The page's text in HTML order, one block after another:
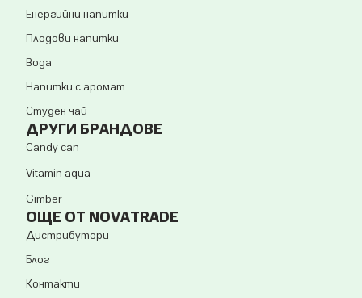
Енергийни напитки
Плодови напитки
Вода
Напитки с аромат
Студен чай
ДРУГИ БРАНДОВЕ
Candy can
Vitamin aqua
Gimber
ОЩЕ ОТ NOVATRADE
Дистрибутори
Блог
Контакти